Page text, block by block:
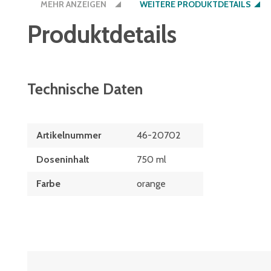
MEHR ANZEIGEN WEITERE PRODUKTDETAILS
Produktdetails
Technische Daten
Artikelnummer 46-20702
Doseninhalt 750 ml
Farbe orange